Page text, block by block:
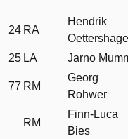
24 RA
Hendrik
25 LA Jarno
77 RM
Georg
Rohwer
RM
Finn-Luca
Bies